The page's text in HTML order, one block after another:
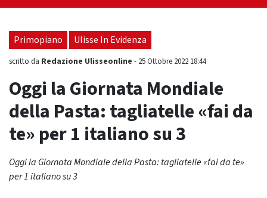
seduta consiliare: “Serve chiarezza!”"
Primopiano Ulisse In Evidenza
scritto da Redazione Ulisseonline - 25 Ottobre 2022 18:44
Oggi la Giornata Mondiale
della Pasta: tagliatelle «fai da
te» per 1 italiano su 3
Oggi la Giornata Mondiale della Pasta: tagliatelle «fai da te»
per 1 italiano su 3